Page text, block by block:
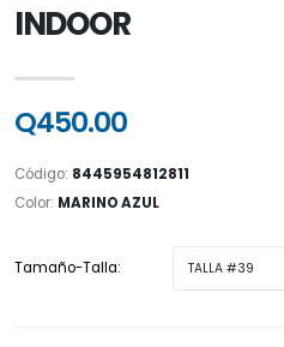
INDOOR
Q450.00
Código: 8445954812811
Color: MARINO AZUL
Tamaño-Talla: